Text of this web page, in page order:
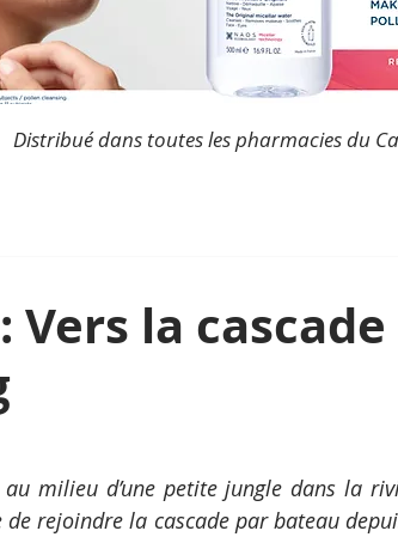
Distribué dans toutes les pharmacies du
Vers la cascade
milieu d’une petite jungle dans la
de rejoindre la cascade par bateau